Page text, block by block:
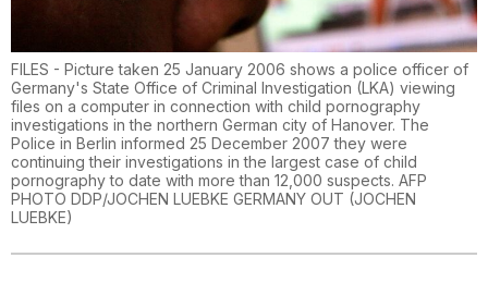
FILES - Picture taken 25 January 2006 shows a police officer of
Germany's State Office of Criminal Investigation (LKA) viewing
files on a computer in connection with child pornography
investigations in the northern German city of Hanover. The
Police in Berlin informed 25 December 2007 they were
continuing their investigations in the largest case of child
pornography to date with more than 12,000 suspects. AFP
PHOTO DDP/JOCHEN LUEBKE GERMANY OUT (JOCHEN
LUEBKE)